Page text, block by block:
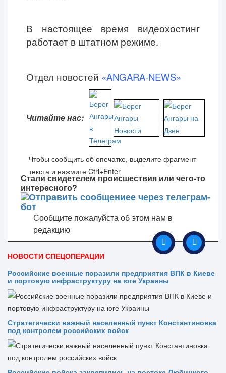
В настоящее время видеохостинг
работает в штатном режиме.
Отдел новостей «ANGARA-NEWS»
Читайте нас:
Стали свидетелем происшествия или чего-то
интересного?
Сообщите пожалуйста об этом нам в
редакцию
Чтобы сообщить об опечатке, выделите фрагмент
текста и нажмите Ctrl+Enter
НОВОСТИ СПЕЦОПЕРАЦИИ
Российские военные поразили предприятия ВПК в Киеве
и портовую инфраструктуру на юге Украины
Стратегически важный населенный пункт Константиновка
под контролем российских войск